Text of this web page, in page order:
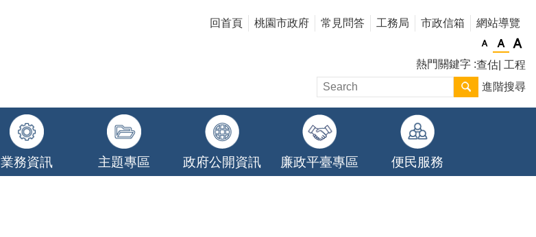
回首頁
桃園市政府 常見問答 工務局 市政信箱 網站導覽
熱門關鍵字 查估 工程
進階搜尋
業務資訊 主題專區 政府公開資訊 廉政平臺專區 便民服務